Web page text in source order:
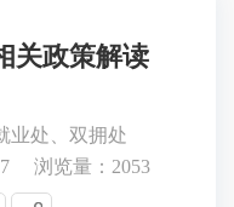
关政策解读
业处、双拥处
浏览量： 2053